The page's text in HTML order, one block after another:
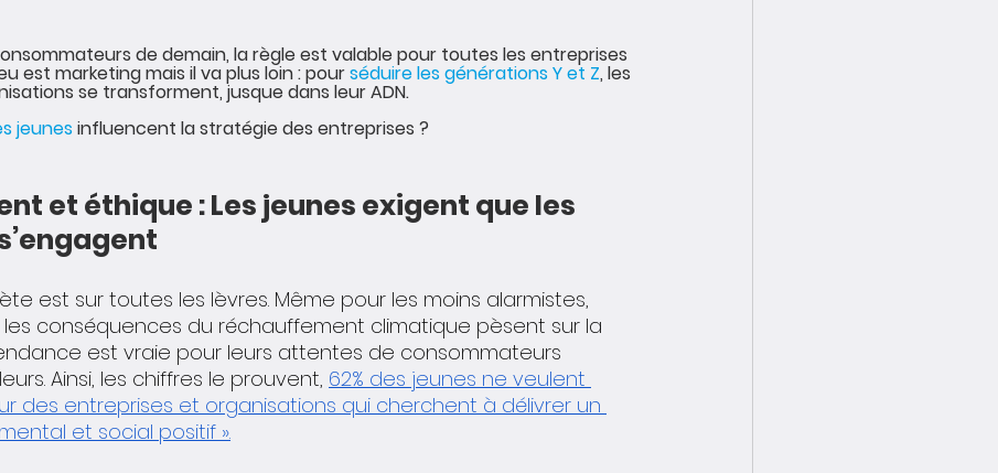
de demain, la règle est valable pour toutes les entreprises
est marketing mais il va plus loin : pour séduire les générations Y et Z, les
se transforment, jusque dans leur ADN.
jeunes influencent la stratégie des entreprises ?
et éthique : Les jeunes exigent que les
est sur toutes les lèvres. Même pour les moins alarmistes,
conséquences du réchauffement climatique pèsent sur la
est vraie pour leurs attentes de consommateurs
Ainsi, les chiffres le prouvent, 62% des jeunes ne veulent
des entreprises et organisations qui cherchent à délivrer un
et social positif ».